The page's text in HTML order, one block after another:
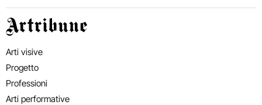
Artribune
Arti visive
Progetto
Professioni
Arti performative